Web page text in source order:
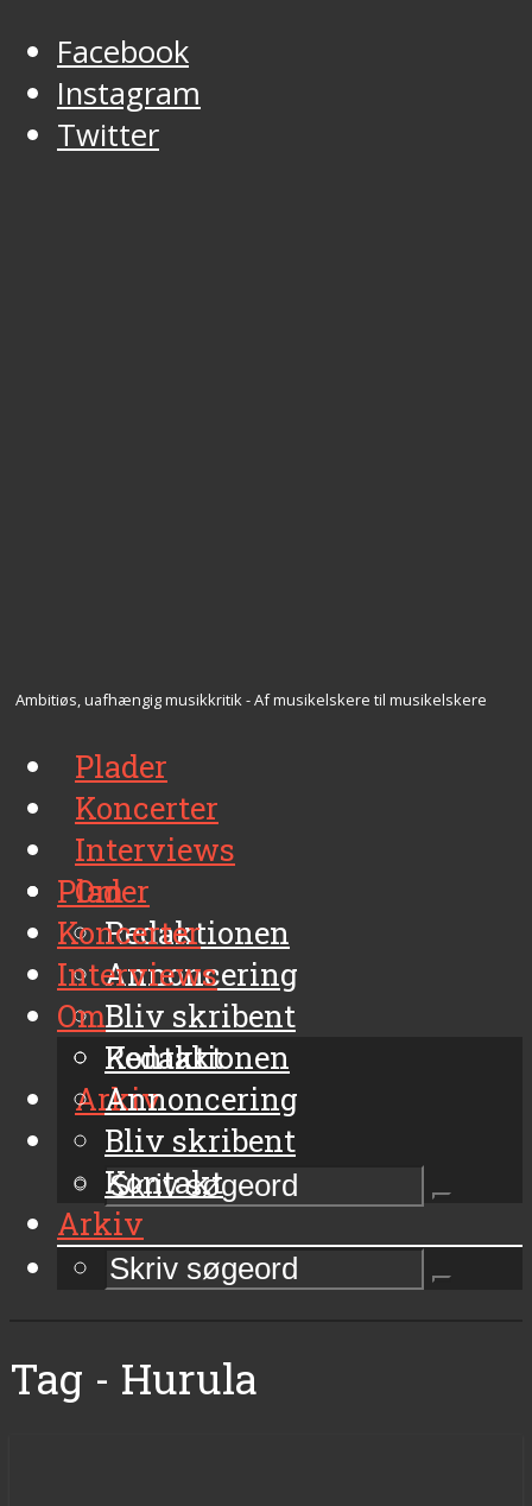
Facebook
Instagram
Twitter
Ambitiøs, uafhængig musikkritik - Af musikelskere til musikelskere
Plader
Koncerter
Interviews
Om
Redaktionen
Annoncering
Bliv skribent
Kontakt
Arkiv
Plader
Koncerter
Interviews
Om
Redaktionen
Annoncering
Bliv skribent
Kontakt
Arkiv
Tag - Hurula